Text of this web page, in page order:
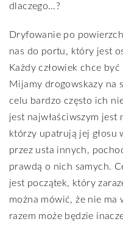
dlaczego…?
Dryfowanie po
nas do portu, który jest
Każdy człowiek chce
Mijamy drogowskazy na
celu bardzo często ich
jest najwłaściwszym jest
którzy upatrują jej głosu
przez usta innych,
prawdą o nich samych.
jest początek, który
można mówić, że nie ma
razem może będzie